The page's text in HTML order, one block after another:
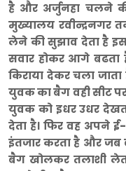
है और अर्जुनहा चलने
मुख्यालय
लेने की सुझाव देता है
सवार होकर आगे बढता
किराया देकर चला
युवक का बैग वही सीट
युवक को इधर उधर
देता है। फिर वह अपने
इंतजार करता है और
बैग खोलकर तलाशी